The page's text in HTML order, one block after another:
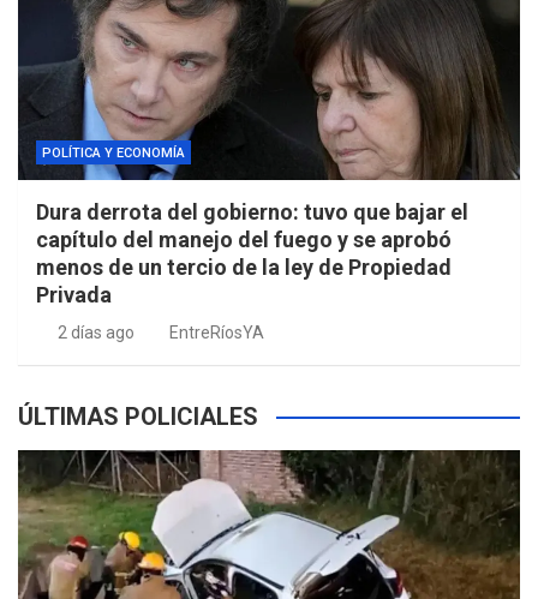
POLÍTICA Y ECONOMÍA
Dura derrota del gobierno: tuvo que bajar el
capítulo del manejo del fuego y se aprobó
menos de un tercio de la ley de Propiedad
Privada
2 días ago EntreRíosYA
ÚLTIMAS POLICIALES